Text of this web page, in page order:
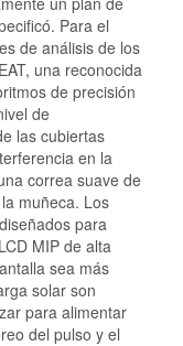
Para el
de análisis de los
una reconocida
de precisión
de
las cubiertas
en la
correa suave de
muñeca. Los
para
MIP de alta
sea más
solar son
para alimentar
del pulso y el